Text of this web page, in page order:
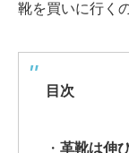
靴を買いに行く
目次
・ 革靴は伸